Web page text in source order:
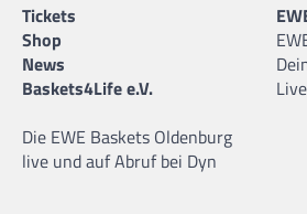
Tickets
Shop
News
Baskets4Life e.V.
Die EWE Baskets Oldenburg
live und auf Abruf bei Dyn